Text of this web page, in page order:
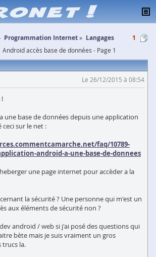
Programmation Internet
Langages
Android accès base de données - Page 1
1
Le 26/12/2015 à 08:54
une base de données depuis une application
sur le net :
faq/10789-
android-a-une-base-de-donnees
une page internet pour accèder a la
la sécurité ? Une personne qui m'est un
aux éléments de sécurité non ?
android / web si j'ai posé des questions qui
bète mais je suis vraiment un gros
trucs la.